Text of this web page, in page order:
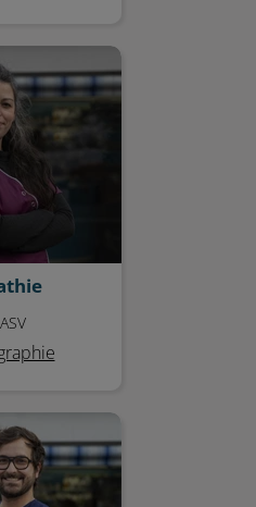
ASV
COSSAIS